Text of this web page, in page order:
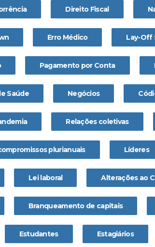
Direito Fiscal
Erro Médico Lay-Off
Pagamento por Conta
Saúde Negócios
Relações coletivas
plurianuais Líderes
Lei laboral Alterações ao
Branqueamento de capitais
Estudantes Estagiários